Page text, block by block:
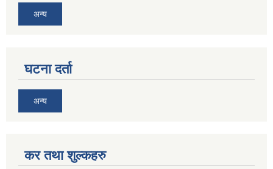
अन्य
घटना दर्ता
अन्य
कर तथा शुल्कहरु